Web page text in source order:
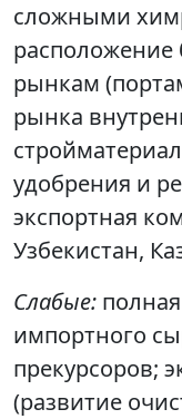
сложными
рынкам
рынка
удобрения и
экспортная
Узбекистан,
Слабые:
импортного
прекурсоров;
(развитие